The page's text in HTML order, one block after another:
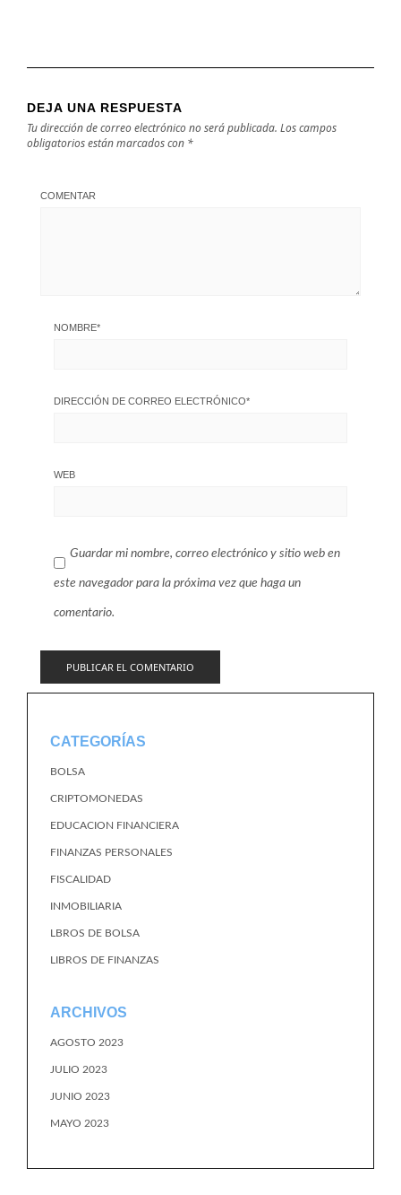
DEJA UNA RESPUESTA
Tu dirección de correo electrónico no será publicada. Los campos
obligatorios están marcados con *
COMENTAR
NOMBRE*
DIRECCIÓN DE CORREO ELECTRÓNICO*
WEB
Guardar mi nombre, correo electrónico y sitio web en
este navegador para la próxima vez que haga un
comentario.
CATEGORÍAS
BOLSA
CRIPTOMONEDAS
EDUCACION FINANCIERA
FINANZAS PERSONALES
FISCALIDAD
INMOBILIARIA
LBROS DE BOLSA
LIBROS DE FINANZAS
ARCHIVOS
AGOSTO 2023
JULIO 2023
JUNIO 2023
MAYO 2023